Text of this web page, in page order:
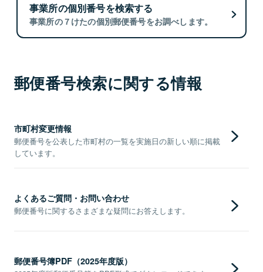
事業所の個別番号を検索する
事業所の７けたの個別郵便番号をお調べします。
郵便番号検索に関する情報
市町村変更情報
郵便番号を公表した市町村の一覧を実施日の新しい順に掲載
しています。
よくあるご質問・お問い合わせ
郵便番号に関するさまざまな疑問にお答えします。
郵便番号簿PDF（2025年度版）